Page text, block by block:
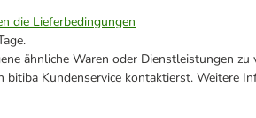
die Lieferbedingungen
ähnliche Waren oder Dienstleistungen
Kundenservice kontaktierst. Weitere